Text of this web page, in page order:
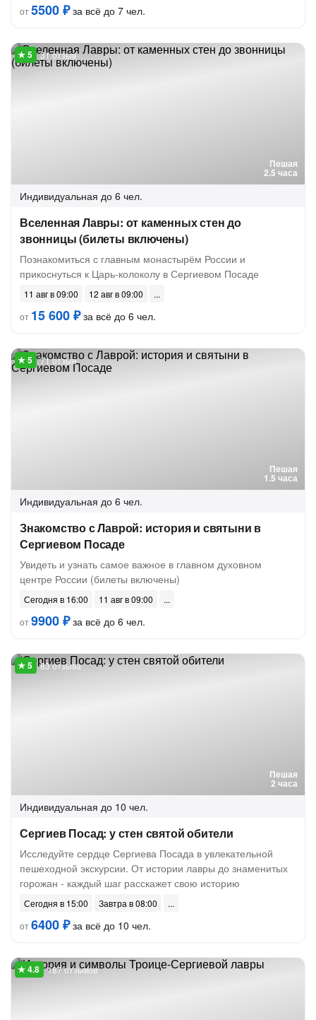
от5500 ₽за всё до 7 чел.
Пешая
2.5 часа
31 отзыв
Индивидуальная до 6 чел.
Вселенная Лавры: от каменных стен до
звонницы (билеты включены)
Познакомиться с главным монастырём России и
прикоснуться к Царь-колоколу в Сергиевом Посаде
11 авг в 09:00
12 авг в 09:00
от 15 600 ₽за всё до 6 чел.
Пешая
1.5 часа
71 отзыв
Индивидуальная до 6 чел.
Знакомство с Лаврой: история и святыни в
Сергиевом Посаде
Увидеть и узнать самое важное в главном духовном
центре России (билеты включены)
Сегодня в 16:00
11 авг в 09:00
от9900 ₽за всё до 6 чел.
Пешая
2 часа
83 отзыва
Индивидуальная до 10 чел.
Сергиев Посад: у стен святой обители
Исследуйте сердце Сергиева Посада в увлекательной
пешеходной экскурсии. От истории лавры до знаменитых
горожан - каждый шаг расскажет свою историю
Сегодня в 15:00
Завтра в 08:00
от6400 ₽за всё до 10 чел.
187 отзывов